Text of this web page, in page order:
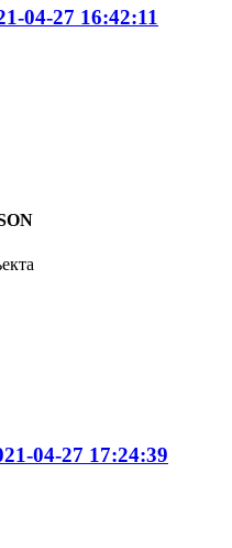
04-27 16:42:11
04-27 17:24:39